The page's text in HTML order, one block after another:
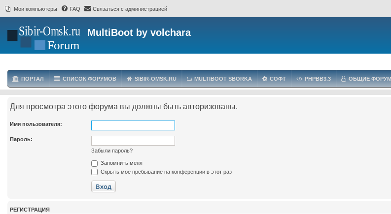
Мои компьютеры FAQ Связаться с администрацией
MultiBoot by volchara
ПОРТАЛ СПИСОК ФОРУМОВ SIBIR-OMSK.RU MULTIBOOT SBORKA СОФТ PHPBB3.3 ОБЩИЕ
Для просмотра этого форума вы должны быть авторизованы.
Имя пользователя:
Пароль:
Забыли пароль?
Запомнить меня
Скрыть моё пребывание на конференции в этот раз
РЕГИСТРАЦИЯ